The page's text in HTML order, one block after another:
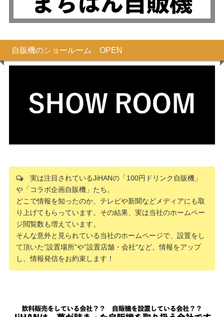
自販機のショールーム OPEN
実は注目されているJiHANの「100円ドリンク自販機」
や「コラボ企画自販機」たち。
どこで情報を知ったのか、テレビや新聞などメディアにも取
り上げてもらっています。その結果、実は当社のホームペー
ジ閲覧数も増えています。
そんな意外と見られている当社のホームページで、設置をし
て頂いた”設置場所”や”設置店舗・会社”など、情報をアップ
し、情報発信をお約束します！